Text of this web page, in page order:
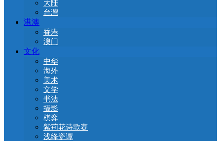
大陆
台灣
港澳
香港
澳门
文化
中华
海外
美术
文学
书法
摄影
棋弈
紫荊花诗歌赛
浅绛瓷谭